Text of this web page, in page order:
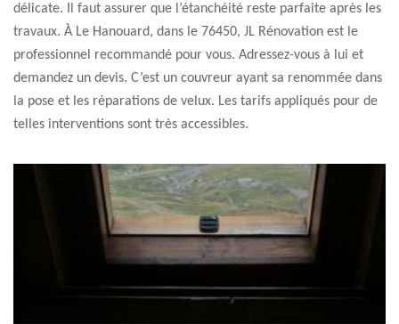
délicate. Il faut assurer que l’étanchéité reste parfaite après les
travaux. À Le Hanouard, dans le 76450, JL Rénovation est le
professionnel recommandé pour vous. Adressez-vous à lui et
demandez un devis. C’est un couvreur ayant sa renommée dans
la pose et les réparations de velux. Les tarifs appliqués pour de
telles interventions sont très accessibles.